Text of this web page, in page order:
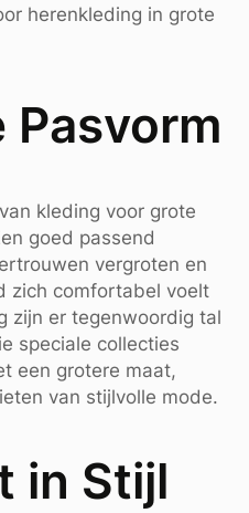
herenkleding in grote
Pasvorm
kleding voor grote
goed passend
vergroten en
zich comfortabel voelt
zijn er tegenwoordig tal
speciale collecties
een grotere maat,
van stijlvolle mode.
in Stijl